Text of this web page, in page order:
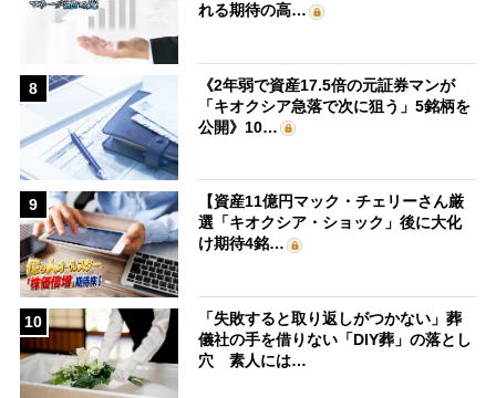
れる期待の高…
8
《2年弱で資産17.5倍の元証券マンが
「キオクシア急落で次に狙う」5銘柄を
公開》10…
9
【資産11億円マック・チェリーさん厳
選「キオクシア・ショック」後に大化
け期待4銘…
10
「失敗すると取り返しがつかない」葬
儀社の手を借りない「DIY葬」の落とし
穴 素人には…